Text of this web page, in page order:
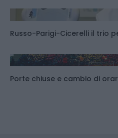
Russo-Parigi-Cicerelli il trio
Porte chiuse e cambio di